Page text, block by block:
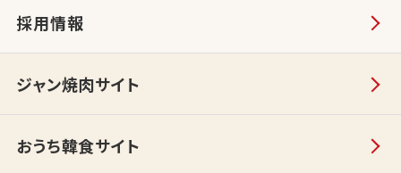
採用情報
ジャン焼肉サイト
おうち韓食サイト